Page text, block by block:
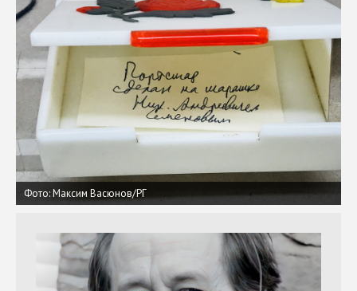
Фото: Максим Васюнов/РГ